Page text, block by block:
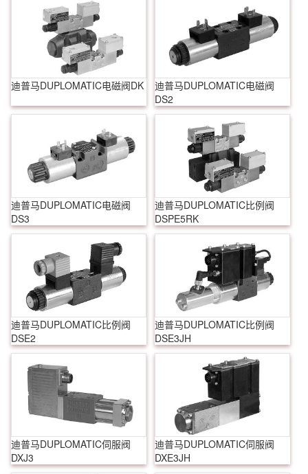
迪普马DUPLOMATIC电磁阀DK
迪普马DUPLOMATIC电磁阀
DS2
迪普马DUPLOMATIC电磁阀
DS3
迪普马DUPLOMATIC比例阀
DSPE5RK
迪普马DUPLOMATIC比例阀
DSE2
迪普马DUPLOMATIC比例阀
DSE3JH
迪普马DUPLOMATIC伺服阀
DXJ3
迪普马DUPLOMATIC伺服阀
DXE3JH